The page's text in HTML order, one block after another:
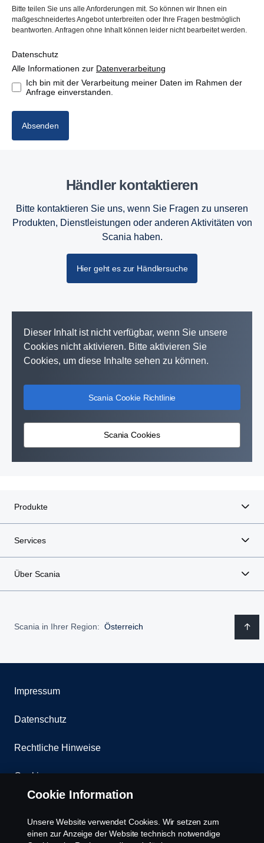
Bitte teilen Sie uns alle Anforderungen mit. So können wir Ihnen ein
maßgeschneidertes Angebot unterbreiten oder Ihre Fragen bestmöglich
beantworten. Anfragen ohne Inhalt können leider nicht bearbeitet werden.
Datenschutz
Alle Informationen zur Datenverarbeitung
Ich bin mit der Verarbeitung meiner Daten im Rahmen der
Anfrage einverstanden.
Absenden
Händler kontaktieren
Bitte kontaktieren Sie uns, wenn Sie Fragen zu unseren
Produkten, Dienstleistungen oder anderen Aktivitäten von
Scania haben.
Hier geht es zur Händlersuche
Dieser Inhalt ist nicht verfügbar, wenn Sie unsere
Cookies nicht aktivieren. Bitte aktivieren Sie
Cookies, um diese Inhalte sehen zu können.
Scania Cookie Richtlinie
Scania Cookies
Produkte
Services
Über Scania
Scania in Ihrer Region: Österreich
Impressum
Datenschutz
Rechtliche Hinweise
Cookies
Whistleblowing
Cookie Information
Unsere Website verwendet Cookies. Wir setzen zum
einen zur Anzeige der Website technisch notwendige